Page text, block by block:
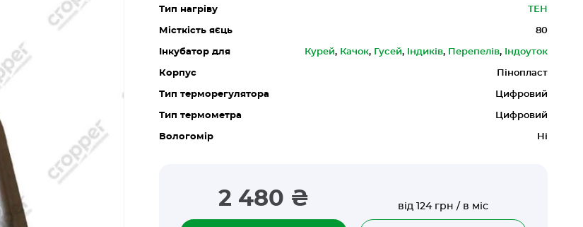
Тип нагріву ТЕН
Місткість яєць 80
Інкубатор для Курей, Качок, Гусей, Індиків, Перепелів, Індоуток
Корпус Пінопласт
Тип терморегулятора Цифровий
Тип термометра Цифровий
Вологомір Ні
2 480 ₴ від 124 грн / в міс